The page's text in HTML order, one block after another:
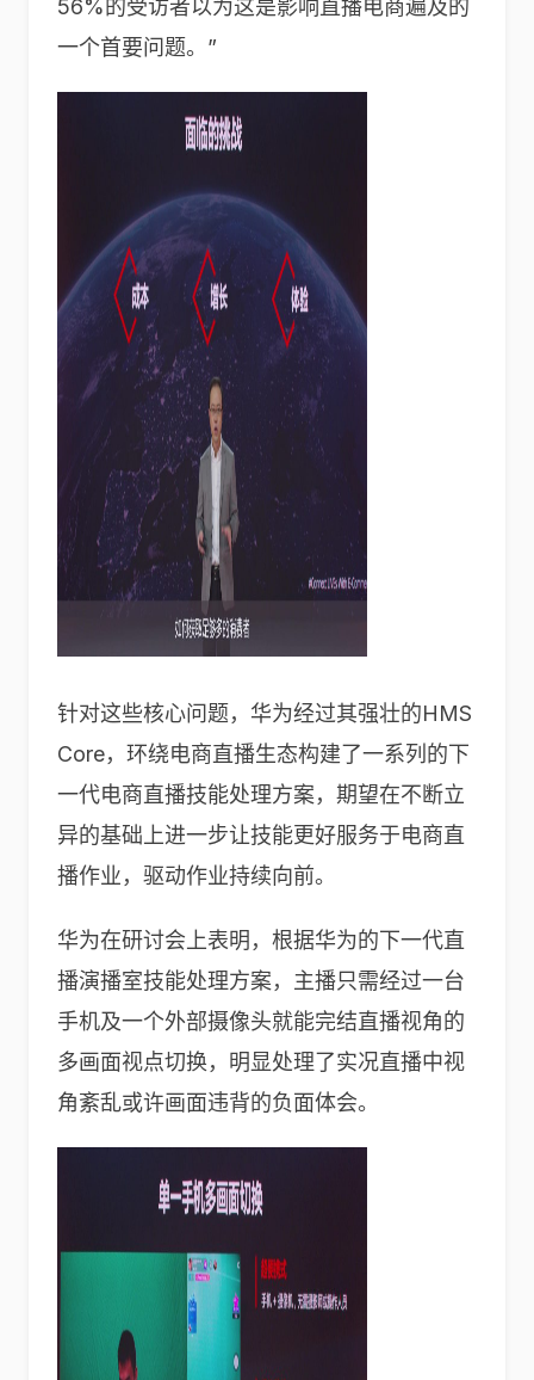
56%的受访者以为这是影响直播电商遍及的
一个首要问题。”
针对这些核心问题，华为经过其强壮的HMS
Core，环绕电商直播生态构建了一系列的下
一代电商直播技能处理方案，期望在不断立
异的基础上进一步让技能更好服务于电商直
播作业，驱动作业持续向前。
华为在研讨会上表明，根据华为的下一代直
播演播室技能处理方案，主播只需经过一台
手机及一个外部摄像头就能完结直播视角的
多画面视点切换，明显处理了实况直播中视
角紊乱或许画面违背的负面体会。